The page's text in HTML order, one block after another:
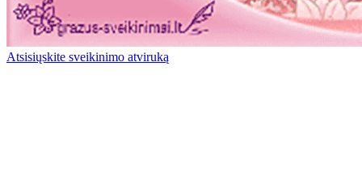
Atsisiųskite sveikinimo atviruką